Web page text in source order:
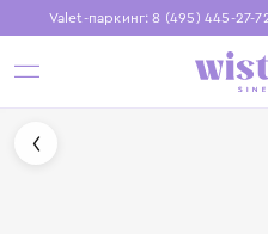
Valet-паркинг: 8 (495) 445-27-
Бесплатная
Установите приложение,